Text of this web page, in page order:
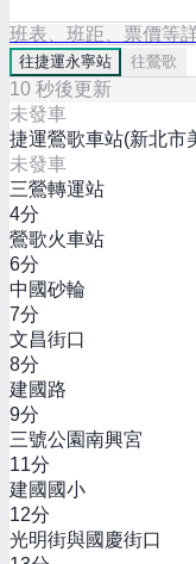
班表、班距、票價等
往捷運永寧站 往鶯歌
10 秒後更新
未發車
捷運鶯歌車站(新北市
未發車
三鶯轉運站
4分
鶯歌火車站
6分
中國砂輪
7分
文昌街口
8分
建國路
9分
三號公園南興宮
11分
建國國小
12分
光明街與國慶街口